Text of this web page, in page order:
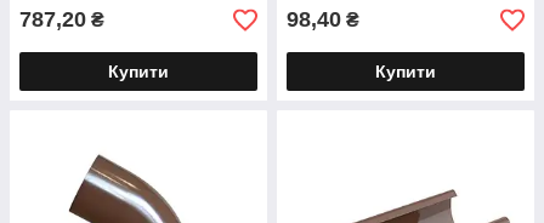
787,20 ₴
Купити
98,40 ₴
Купити